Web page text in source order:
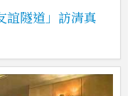
誼隧道」訪清真